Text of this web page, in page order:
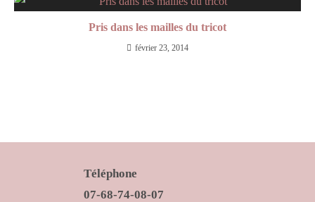
Pris dans les mailles du tricot
février 23, 2014
Téléphone
07-68-74-08-07